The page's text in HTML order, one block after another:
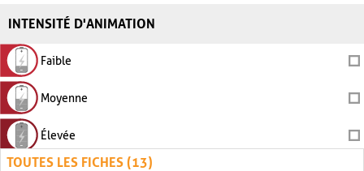
INTENSITÉ D'ANIMATION
Faible
Moyenne
Élevée
TOUTES LES FICHES (13)